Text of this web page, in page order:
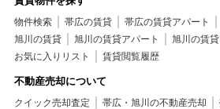
物件検索 帯広の賃貸 帯広の賃貸アパート
旭川の賃貸
旭川の賃貸アパート
旭川の賃
お気に入りリスト
賃貸閲覧履歴
不動産売却について
クイック売却査定 帯広・旭川の不動産売却